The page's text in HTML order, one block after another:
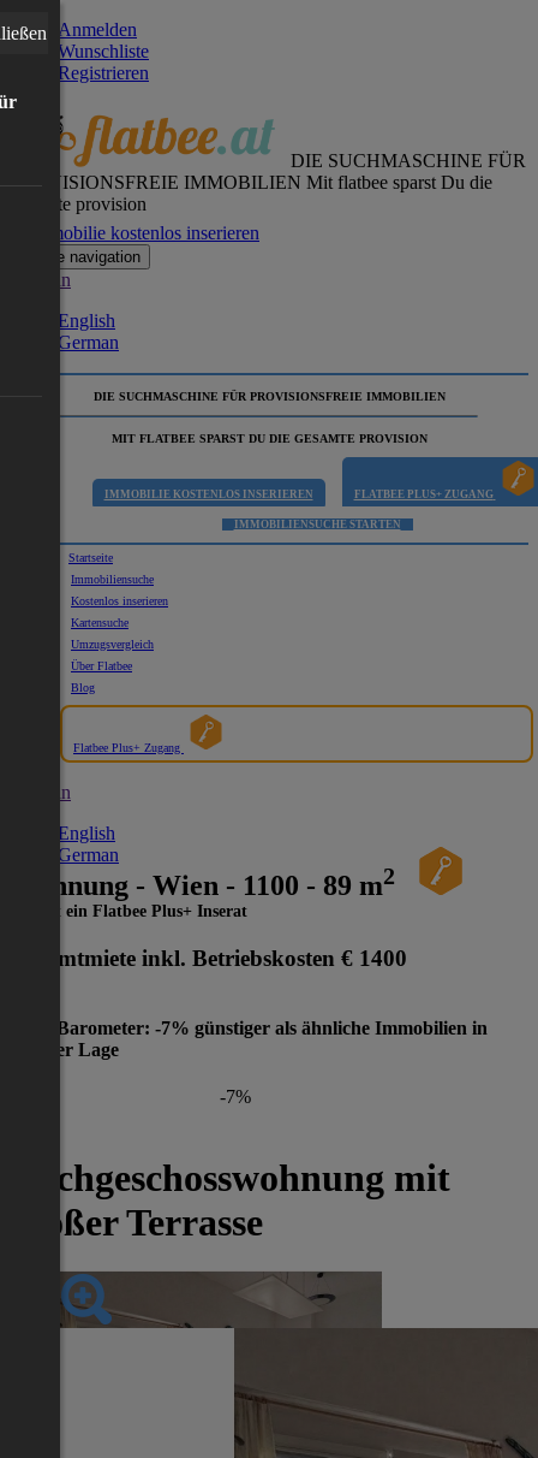
Anmelden
Wunschliste
Registrieren
DIE SUCHMASCHINE FÜR
PROVISIONSFREIE IMMOBILIEN Mit flatbee sparst Du die
gesamte provision
Immobilie kostenlos inserieren
Toggle navigation
German
English
German
DIE SUCHMASCHINE FÜR PROVISIONSFREIE IMMOBILIEN
MIT FLATBEE SPARST DU DIE GESAMTE PROVISION
IMMOBILIE KOSTENLOS INSERIEREN FLATBEE PLUS+ ZUGANG
IMMOBILIENSUCHE STARTEN
Startseite
Immobiliensuche
Kostenlos inserieren
Kartensuche
Umzugsvergleich
Über Flatbee
Blog
Flatbee Plus+ Zugang
German
English
German
Wohnung - Wien - 1100 - 89 m2
Dies ist ein Flatbee Plus+ Inserat
Gesamtmiete inkl. Betriebskosten € 1400
Preis-Barometer: -7% günstiger als ähnliche Immobilien in
gleicher Lage
-7%
Dachgeschosswohnung mit
großer Terrasse